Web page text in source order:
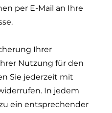
per E-Mail an Ihre
Ihrer
Nutzung für den
Sie jederzeit mit
In jedem
ein entsprechender